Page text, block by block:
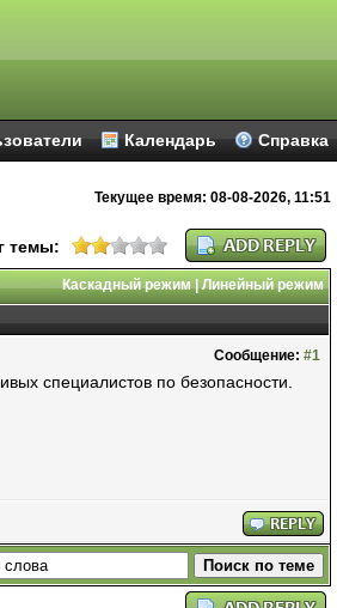
Календарь Справка
Текущее время: 08-08-2026, 11:51
темы:
Каскадный режим|Линейный режим
Сообщение: #1
специалистов по безопасности.